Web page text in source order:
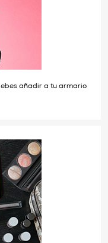
añadir a tu armario